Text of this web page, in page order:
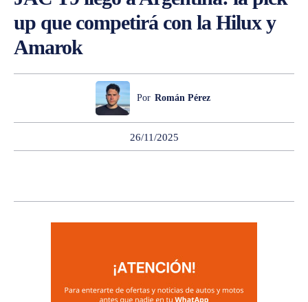
up que competirá con la Hilux y
Amarok
Por Román Pérez
26/11/2025